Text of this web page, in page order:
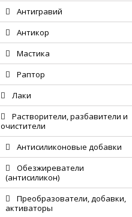
Антигравий
Антикор
Мастика
Раптор
Лаки
Растворители, разбавители и
очистители
Антисиликоновые добавки
Обезжиреватели
(антисиликон)
Преобразователи, добавки,
активаторы